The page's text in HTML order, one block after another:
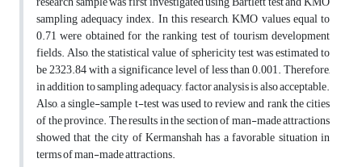
sampling adequacy index. In this research, KMO values equal to
0.71 were obtained for the ranking test of tourism development
fields. Also, the statistical value of sphericity test was estimated to
be 2323.84 with a significance level of less than 0.001. Therefore,
in addition to sampling adequacy, factor analysis is also acceptable.
Also, a single-sample t-test was used to review and rank the cities
of the province. The results in the section of man-made attractions
showed that the city of Kermanshah has a favorable situation in
terms of man-made attractions.